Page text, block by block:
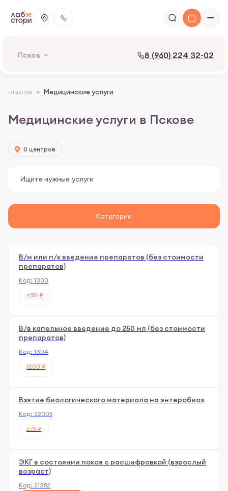
Псков 8 (960) 224 32-02
Главная Медицинские услуги
Медицинские услуги в Пскове
0 центров
Категории
В/м или п/к введение препаратов (без стоимости
препаратов)
Код: 1303
450 ₽
В/в капельное введение до 250 мл (без стоимости
препаратов)
Код: 1304
1200 ₽
Взятие биологического материала на энтеробиоз
Код: 22005
275 ₽
ЭКГ в состоянии покоя с расшифровкой (взрослый
возраст)
Код: 21352